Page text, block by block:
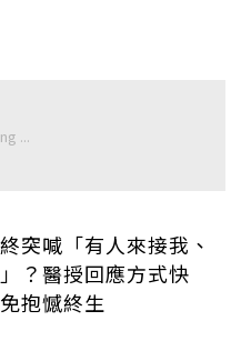
突喊「有人來接我、
？醫授回應方式快
抱憾終生